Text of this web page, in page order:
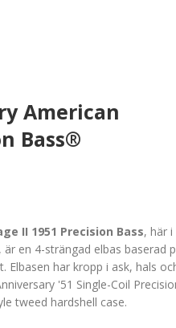
American
Bass®
II 1951 Precision Bass, här i
, är en 4-strängad elbas baserad
Elbasen har kropp i ask, hals
'51 Single-Coil
tweed hardshell case.